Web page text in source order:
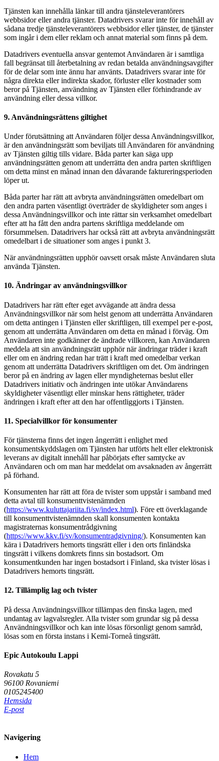
Tjänsten kan innehålla länkar till andra tjänsteleverantörers
webbsidor eller andra tjänster. Datadrivers svarar inte för innehåll av
sådana tredje tjänsteleverantörers webbsidor eller tjänster, de tjänster
som ingår i dem eller reklam och annat material som finns på dem.
Datadrivers eventuella ansvar gentemot Användaren är i samtliga
fall begränsat till återbetalning av redan betalda användningsavgifter
för de delar som inte ännu har använts. Datadrivers svarar inte för
några direkta eller indirekta skador, förluster eller kostnader som
beror på Tjänsten, användning av Tjänsten eller förhindrande av
användning eller dessa villkor.
9. Användningsrättens giltighet
Under förutsättning att Användaren följer dessa Användningsvillkor,
är den användningsrätt som beviljats till Användaren för användning
av Tjänsten giltig tills vidare. Båda parter kan säga upp
användningsrätten genom att underrätta den andra parten skriftligen
om detta minst en månad innan den dåvarande faktureringsperioden
löper ut.
Båda parter har rätt att avbryta användningsrätten omedelbart om
den andra parten väsentligt överträder de skyldigheter som anges i
dessa Användningsvillkor och inte rättar sin verksamhet omedelbart
efter att ha fått den andra partens skriftliga meddelande om
försummelsen. Datadrivers har också rätt att avbryta användningsrätt
omedelbart i de situationer som anges i punkt 3.
När användningsrätten upphör oavsett orsak måste Användaren sluta
använda Tjänsten.
10. Ändringar av användningsvillkor
Datadrivers har rätt efter eget avvägande att ändra dessa
Användningsvillkor när som helst genom att underrätta Användaren
om detta antingen i Tjänsten eller skriftligen, till exempel per e-post,
genom att underrätta Användaren om detta en månad i förväg. Om
Användaren inte godkänner de ändrade villkoren, kan Användaren
meddela att sin användningsrätt upphör när ändringar träder i kraft
eller om en ändring redan har trätt i kraft med omedelbar verkan
genom att underrätta Datadrivers skriftligen om det. Om ändringen
beror på en ändring av lagen eller myndigheternas beslut eller
Datadrivers initiativ och ändringen inte utökar Användarens
skyldigheter väsentligt eller minskar hens rättigheter, träder
ändringen i kraft efter att den har offentliggjorts i Tjänsten.
11. Specialvillkor för konsumenter
För tjänsterna finns det ingen ångerrätt i enlighet med
konsumentskyddslagen om Tjänsten har utförts helt eller elektronisk
leverans av digitalt innehåll har påbörjats efter samtycke av
Användaren och om man har meddelat om avsaknaden av ångerrätt
på förhand.
Konsumenten har rätt att föra de tvister som uppstår i samband med
detta avtal till konsumenttvistenämnden
(https://www.kuluttajariita.fi/sv/index.html). Före ett överklagande
till konsumenttvistenämnden skall konsumenten kontakta
magistraternas konsumentrådgivning
(https://www.kkv.fi/sv/konsumentradgivning/). Konsumenten kan
kära i Datadrivers hemorts tingsrätt eller i den orts finländska
tingsrätt i vilkens domkrets finns sin bostadsort. Om
konsumentkunden har ingen bostadsort i Finland, ska tvister lösas i
Datadrivers hemorts tingsrätt.
12. Tillämplig lag och tvister
På dessa Användningsvillkor tillämpas den finska lagen, med
undantag av lagvalsregler. Alla tvister som grundar sig på dessa
Användningsvillkor och kan inte lösas försonligt genom samråd,
lösas som en första instans i Kemi-Torneå tingsrätt.
Epic Autokoulu Lappi
Rovakatu 5
96100 Rovaniemi
0105245400
Hemsida
E-post
Navigering
Hem